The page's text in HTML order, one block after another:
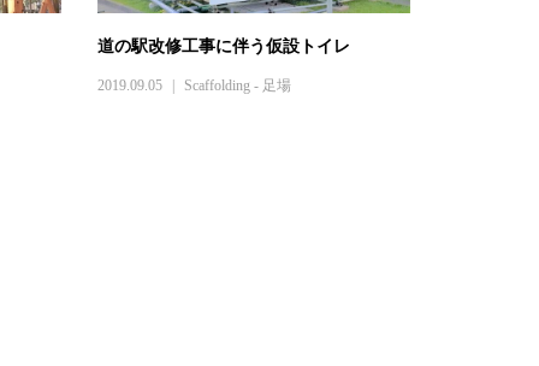
道の駅改修工事に伴う仮設トイレ
2019.09.05 Scaffolding - 足場